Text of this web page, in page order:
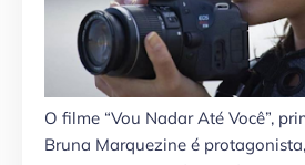
O filme “Vou Nadar Até Você”,
Bruna Marquezine é